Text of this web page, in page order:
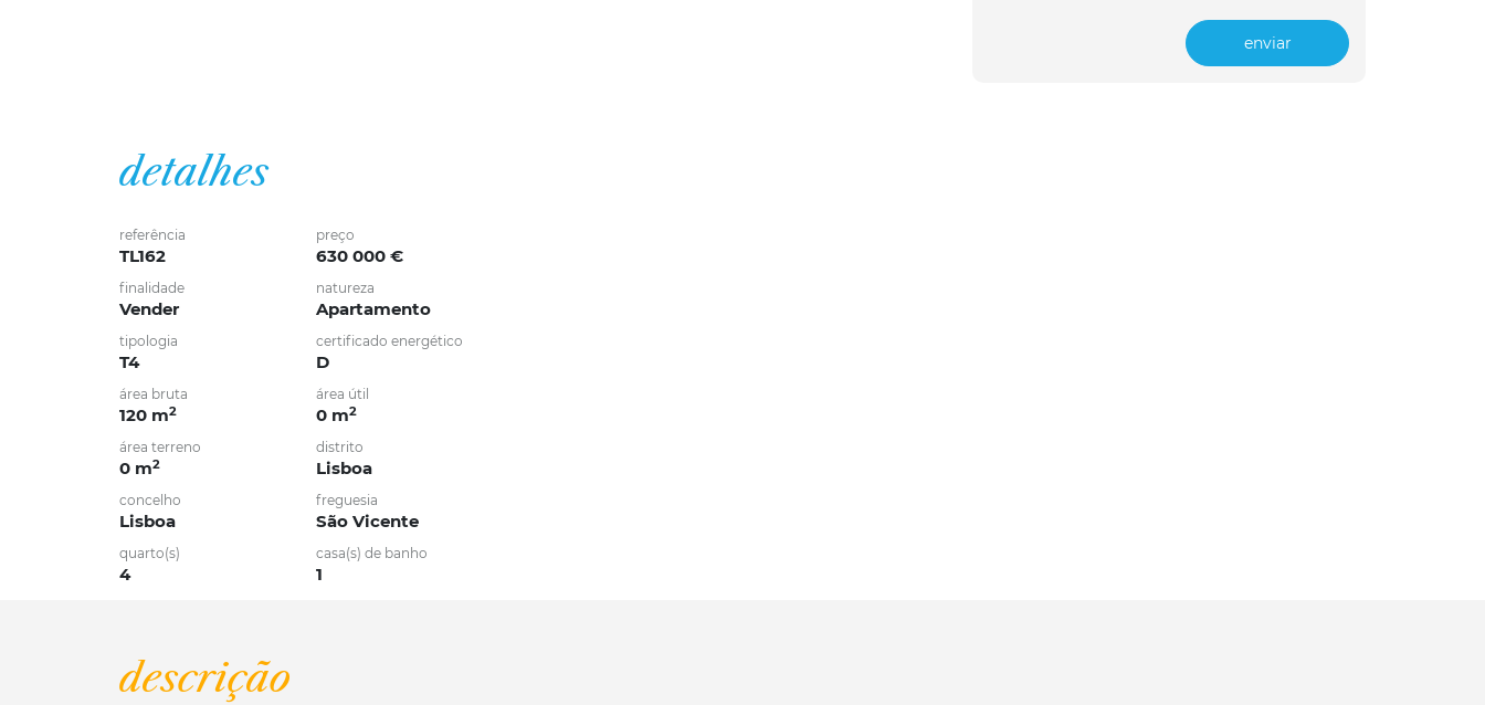
enviar
detalhes
referência
TL162
preço
630 000 €
finalidade
Vender
natureza
Apartamento
tipologia
T4
certificado energético
D
área bruta
120 m2
área útil
0 m2
área terreno
0 m2
distrito
Lisboa
concelho
Lisboa
freguesia
São Vicente
quarto(s)
4
casa(s) de banho
1
descrição